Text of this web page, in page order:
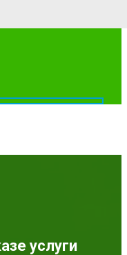
услуги